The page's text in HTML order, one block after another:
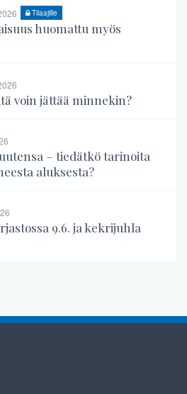
Tilaajille
huomattu myös
voin jättää minnekin?
– tiedätkö tarinoita
aluksesta?
9.6. ja kekrijuhla